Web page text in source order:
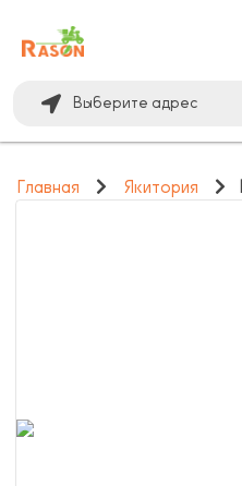
Выберите адрес
Главная Якитория